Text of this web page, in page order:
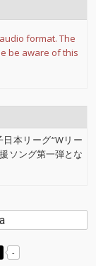
format. The
be aware of this
本リーグ“Wリー
ソング第一弾とな
-